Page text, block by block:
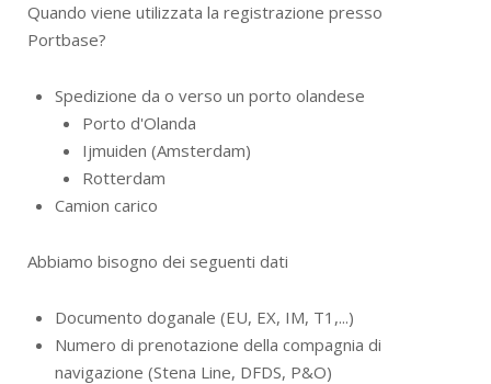
Quando viene utilizzata la registrazione presso
Portbase?
Spedizione da o verso un porto olandese
Porto d'Olanda
Ijmuiden (Amsterdam)
Rotterdam
Camion carico
Abbiamo bisogno dei seguenti dati
Documento doganale (EU, EX, IM, T1,...)
Numero di prenotazione della compagnia di
navigazione (Stena Line, DFDS, P&O)